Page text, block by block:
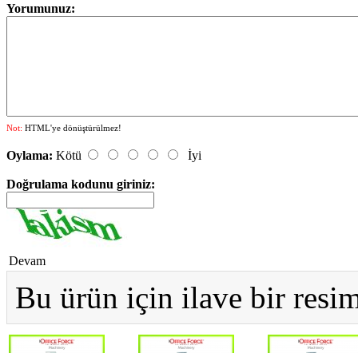
Yorumunuz:
Not: HTML'ye dönüştürülmez!
Oylama: Kötü İyi
Doğrulama kodunu giriniz:
Devam
Bu ürün için ilave bir